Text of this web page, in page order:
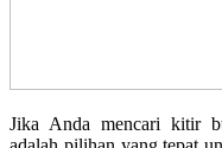
Jika Anda mencari kitir